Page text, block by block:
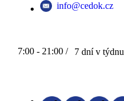
info@cedok.cz
7:00 - 21:00 / 7 dní v týdnu